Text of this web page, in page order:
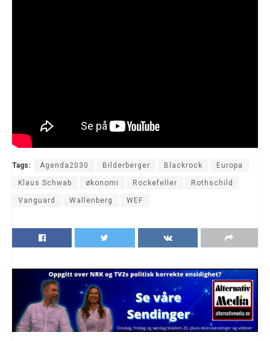
Tags: Agenda2030 Bilderberger Blackrock Europa
Klaus Schwab økonomi Rockefeller Rothschild
Vanguard Wallenberg WEF